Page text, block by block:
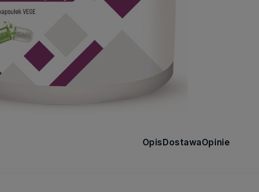
Opis DostawaOpinie